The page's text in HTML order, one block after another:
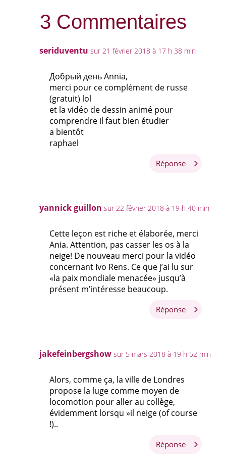
3 Commentaires
seriduventu sur 21 février 2018 à 17 h 38 min
Добрый день Annia,
merci pour ce complément de russe
(gratuit) lol
et la vidéo de dessin animé pour
comprendre il faut bien étudier
a bientôt
raphael
Réponse
yannick guillon sur 22 février 2018 à 19 h 40 min
Cette leçon est riche et élaborée, merci
Ania. Attention, pas casser les os à la
neige! De nouveau merci pour la vidéo
concernant Ivo Rens. Ce que j’ai lu sur
«la paix mondiale menacée» jusqu’à
présent m’intéresse beaucoup.
Réponse
jakefeinbergshow sur 5 mars 2018 à 19 h 52 min
Alors, comme ça, la ville de Londres
propose la luge comme moyen de
locomotion pour aller au collège,
évidemment lorsqu »il neige (of course
!)..
Réponse